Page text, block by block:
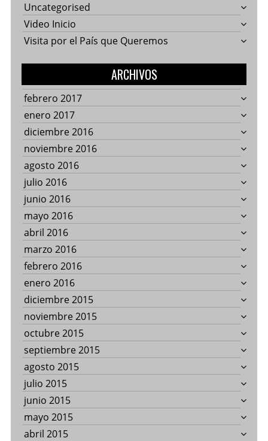
Uncategorised
Video Inicio
Visita por el País que Queremos
ARCHIVOS
febrero 2017
enero 2017
diciembre 2016
noviembre 2016
agosto 2016
julio 2016
junio 2016
mayo 2016
abril 2016
marzo 2016
febrero 2016
enero 2016
diciembre 2015
noviembre 2015
octubre 2015
septiembre 2015
agosto 2015
julio 2015
junio 2015
mayo 2015
abril 2015